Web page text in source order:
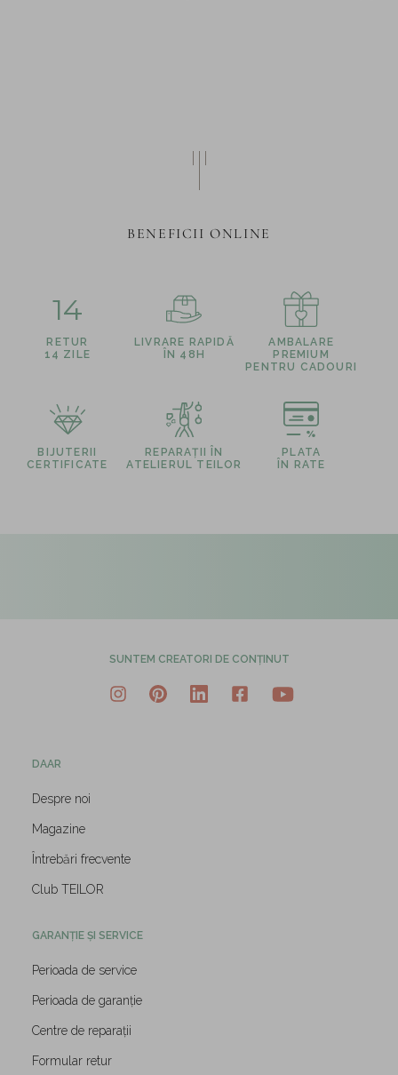
BENEFICII ONLINE
14
RETUR
14 ZILE
LIVRARE RAPIDĂ
ÎN 48H
AMBALARE
PREMIUM
PENTRU CADOURI
BIJUTERII
CERTIFICATE
REPARAȚII ÎN
ATELIERUL TEILOR
PLATA
ÎN RATE
SUNTEM CREATORI DE CONȚINUT
DAAR
Despre noi
Magazine
Întrebări frecvente
Club TEILOR
GARANȚIE ȘI SERVICE
Perioada de service
Perioada de garanție
Centre de reparații
Formular retur